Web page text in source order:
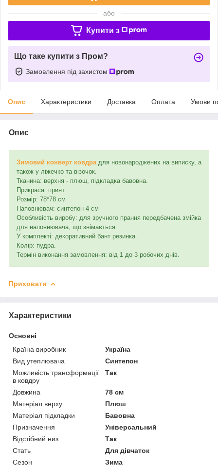
або
Купити з
Що таке купити з Пром?
Замовлення під захистом
Опис Характеристики Доставка Оплата Умови
Опис
Зимовий конверт ковдра для новонароджених на виписку, а
також у ліжечко та візочок.
Тканина: верхня - плюш, підкладка бавовна.
Прикраса: принт.
Розмір: 78*78 см
Наповнювач: синтепон 4 см
Особливість виробу: для зручного прання передбачена змійка
для наповнювача, що знімається.
У комплекті: декоративний бант резинка.
Колір: пудра.
Термін виконання замовлення: від 1 до 3 робочих днів.
Приховати
Характеристики
Основні
Країна виробник
Україна
Вид утеплювача
Синтепон
Можливість трансформації
в ковдру
Так
Довжина
78 см
Матеріал верху
Плюш
Матеріал підкладки
Бавовна
Призначення
Універсальний
Відстібний низ
Так
Стать
Для дівчаток
Сезон
Зима